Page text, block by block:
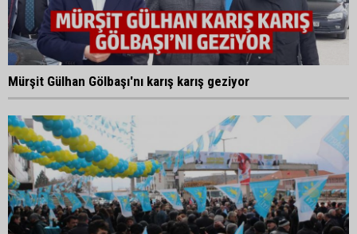
Mürşit Gülhan Gölbaşı'nı karış karış geziyor